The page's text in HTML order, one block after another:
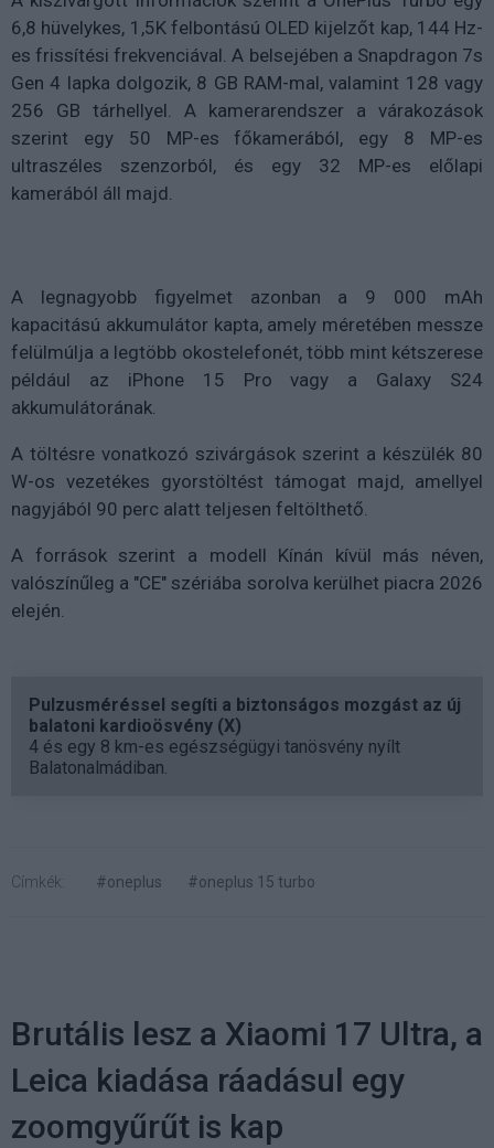
6,8 hüvelykes, 1,5K felbontású OLED kijelzőt kap, 144 Hz-
es frissítési frekvenciával. A belsejében a Snapdragon 7s
Gen 4 lapka dolgozik, 8 GB RAM-mal, valamint 128 vagy
256 GB tárhellyel. A kamerarendszer a várakozások
szerint egy 50 MP-es főkamerából, egy 8 MP-es
ultraszéles szenzorból, és egy 32 MP-es előlapi
kamerából áll majd.
A legnagyobb figyelmet azonban a 9 000 mAh
kapacitású akkumulátor kapta, amely méretében messze
felülmúlja a legtöbb okostelefonét, több mint kétszerese
például az iPhone 15 Pro vagy a Galaxy S24
akkumulátorának.
A töltésre vonatkozó szivárgások szerint a készülék 80
W-os vezetékes gyorstöltést támogat majd, amellyel
nagyjából 90 perc alatt teljesen feltölthető.
A források szerint a modell Kínán kívül más néven,
valószínűleg a "CE" szériába sorolva kerülhet piacra 2026
elején.
Pulzusméréssel segíti a biztonságos mozgást az új
balatoni kardioösvény (X)
4 és egy 8 km-es egészségügyi tanösvény nyílt
Balatonalmádiban.
Címkék: #oneplus #oneplus 15 turbo
Brutális lesz a Xiaomi 17 Ultra, a
Leica kiadása ráadásul egy
zoomgyűrűt is kap